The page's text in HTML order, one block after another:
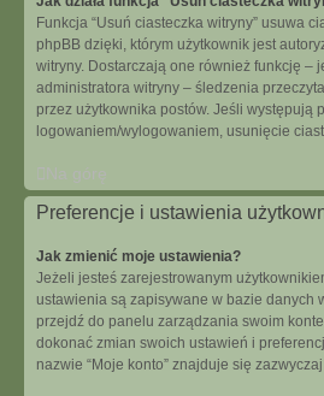
Funkcja “Usuń ciasteczka witryny” usuwa
phpBB dzięki, którym użytkownik jest
witryny. Dostarczają one również funkcję –
administratora witryny – śledzenia
przez użytkownika postów. Jeśli występują
logowaniem/wylogowaniem, usunięcie
Na górę
Preferencje i ustawienia
Jak zmienić moje ustawienia?
Jeżeli jesteś zarejestrowanym
ustawienia są zapisywane w bazie danych
przejdź do panelu zarządzania swoim
dokonać zmian swoich ustawień i
nazwie “Moje konto” znajduje się